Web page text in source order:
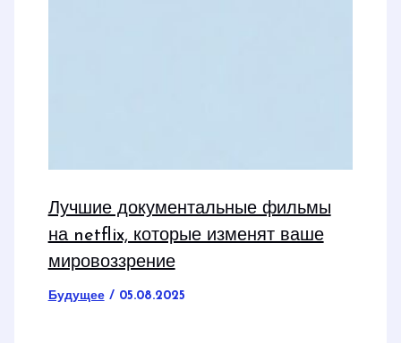
Лучшие документальные фильмы
на netflix, которые изменят ваше
мировоззрение
Будущее/ 05.08.2025